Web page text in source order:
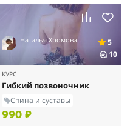
Наталья Хромова
5
10
КУРС
Гибкий позвоночник
Спина и суставы
990 ₽